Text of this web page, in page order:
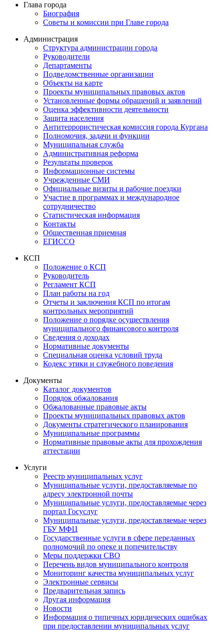
Глава города
Биография
Советы и комиссии при Главе города
Администрация
Структура администрации города
Руководители
Департаменты
Подведомственные организации
Объекты на карте
Проекты муниципальных правовых актов
Установленные формы обращений и заявлений
Оценка эффективности деятельности
Защита населения
Антитеррористическая комиссия города Кургана
Полномочия, задачи и функции
Муниципальная служба
Административная реформа
Результаты проверок
Информационные системы
Учрежденные СМИ
Официальные визиты и рабочие поездки
Участие в программах и международное
сотрудничество
Статистическая информация
Контакты
Общественная приемная
ЕГИССО
КСП
Положение о КСП
Руководитель
Регламент КСП
План работы на год
Отчеты и заключения КСП по итогам
контрольных мероприятий
Положение о порядке осуществления
муниципального финансового контроля
Сведения о доходах
Нормативные документы
Специальная оценка условий труда
Кодекс этики и служебного поведения
Документы
Каталог документов
Порядок обжалования
Обжалованные правовые акты
Проекты муниципальных правовых актов
Документы стратегического планирования
Муниципальные программы
Нормативные правовые акты для прохождения
аттестации
Услуги
Реестр муниципальных услуг
Муниципальные услуги, предоставляемые по
адресу электронной почты
Муниципальные услуги, предоставляемые через
портал Госуслуг
Муниципальные услуги, предоставляемые через
ГБУ МФЦ
Государственные услуги в сфере переданных
полномочий по опеке и попечительству
Меры поддержки СВО
Перечень видов муниципального контроля
Мониторинг качества муниципальных услуг
Электронные сервисы
Предварительная запись
Другая информация
Новости
Информация о типичных юридических ошибках
при предоставлении муниципальных услуг